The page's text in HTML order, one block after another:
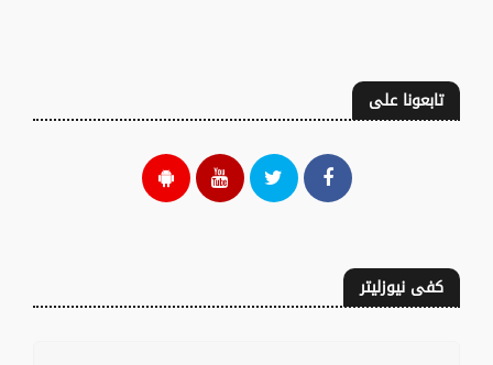
تابعونا على
كفى نيوزليتر